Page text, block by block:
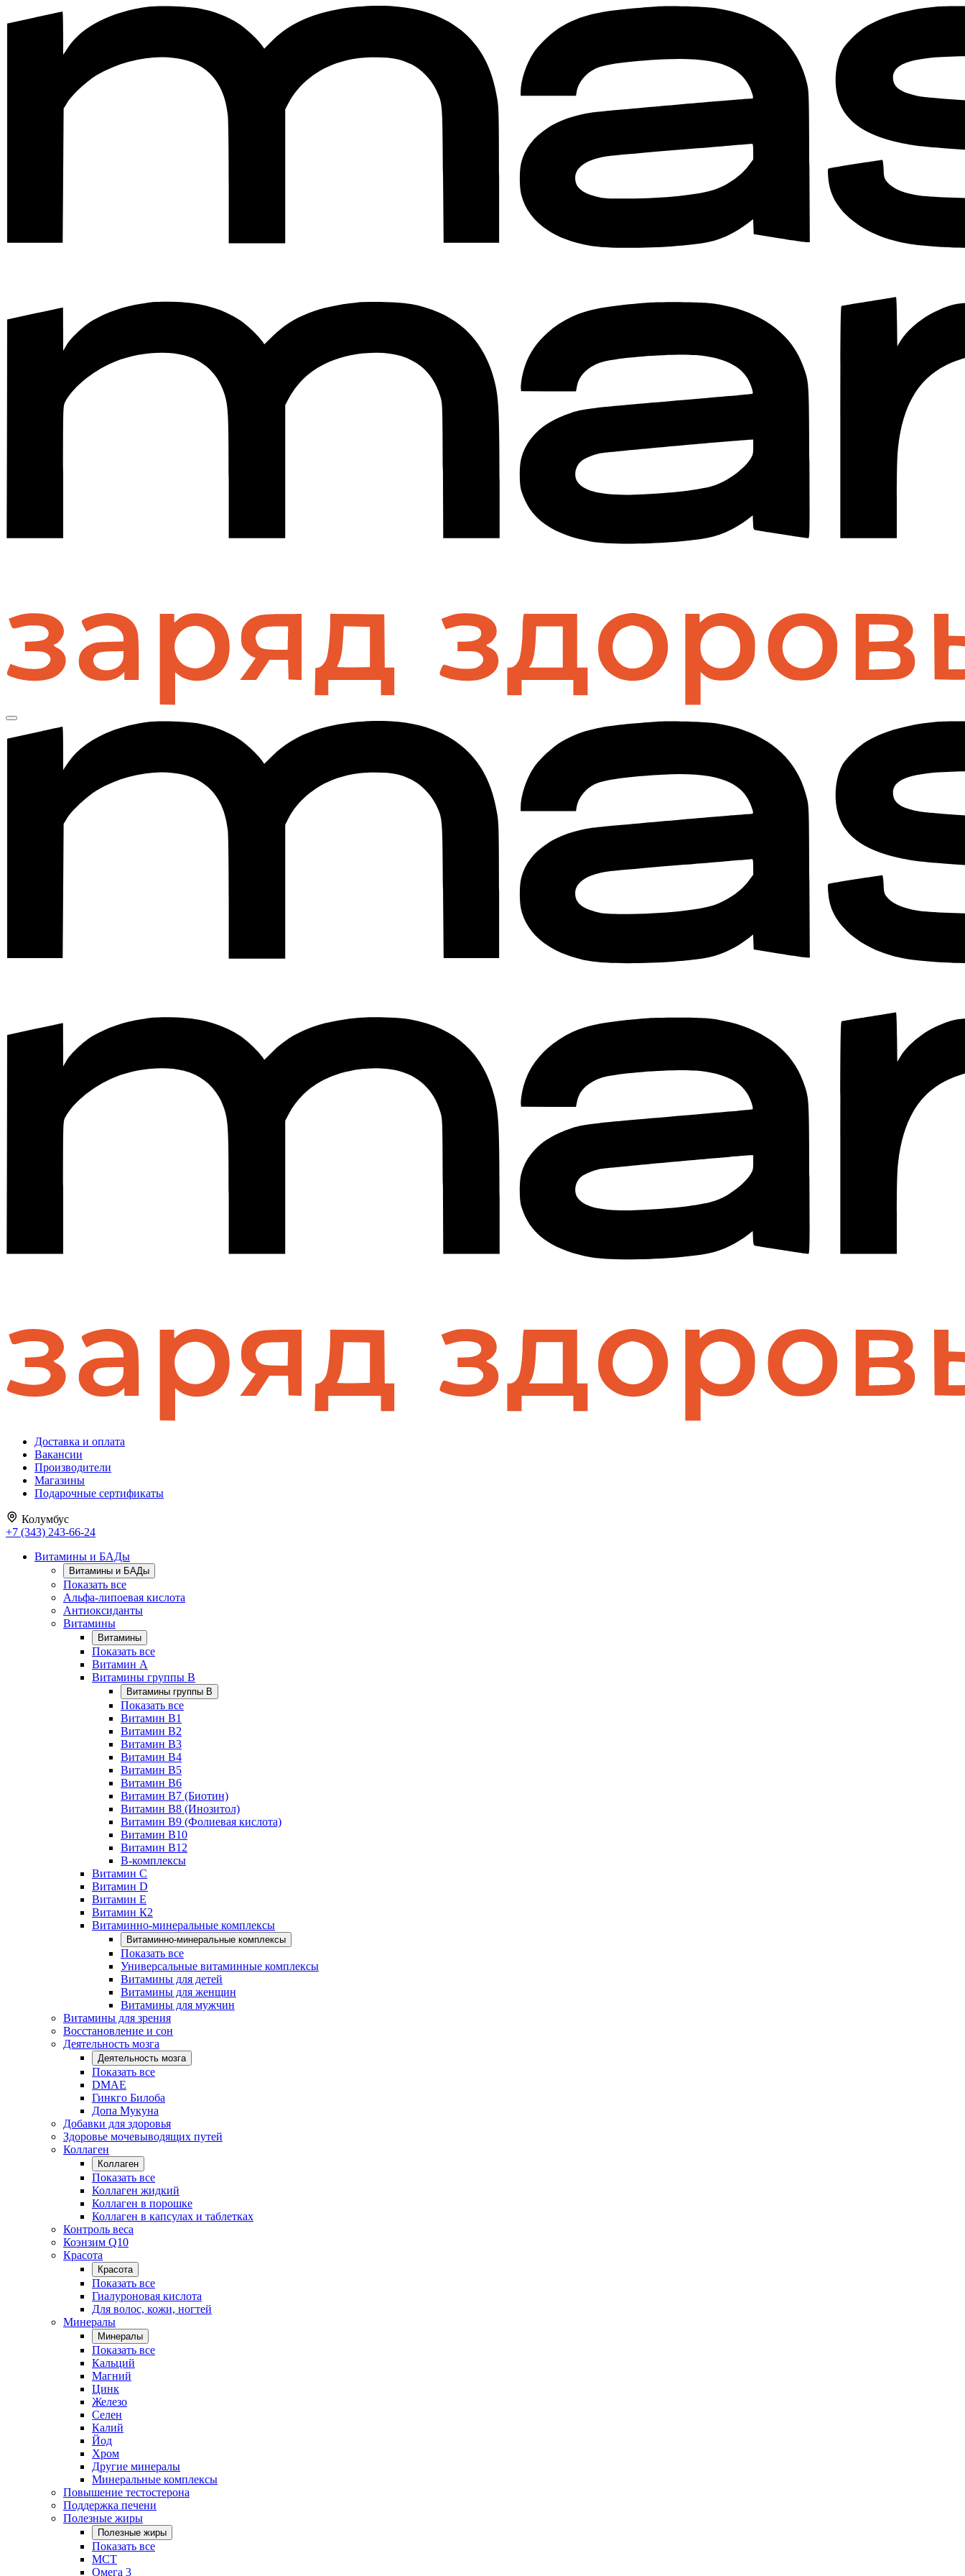
Доставка и оплата
Вакансии
Производители
Магазины
Подарочные сертификаты
Колумбус
+7 (343) 243-66-24
Витамины и БАДы
Витамины и БАДы
Показать все
Альфа-липоевая кислота
Антиоксиданты
Витамины
Витамины
Показать все
Витамин A
Витамины группы B
Витамины группы B
Показать все
Витамин B1
Витамин B2
Витамин B3
Витамин B4
Витамин B5
Витамин B6
Витамин B7 (Биотин)
Витамин B8 (Инозитол)
Витамин B9 (Фолиевая кислота)
Витамин B10
Витамин B12
B-комплексы
Витамин C
Витамин D
Витамин E
Витамин К2
Витаминно-минеральные комплексы
Витаминно-минеральные комплексы
Показать все
Универсальные витаминные комплексы
Витамины для детей
Витамины для женщин
Витамины для мужчин
Витамины для зрения
Восстановление и сон
Деятельность мозга
Деятельность мозга
Показать все
DMAE
Гинкго Билоба
Допа Мукуна
Добавки для здоровья
Здоровье мочевыводящих путей
Коллаген
Коллаген
Показать все
Коллаген жидкий
Коллаген в порошке
Коллаген в капсулах и таблетках
Контроль веса
Коэнзим Q10
Красота
Красота
Показать все
Гиалуроновая кислота
Для волос, кожи, ногтей
Минералы
Минералы
Показать все
Кальций
Магний
Цинк
Железо
Селен
Калий
Йод
Хром
Другие минералы
Минеральные комплексы
Повышение тестостерона
Поддержка печени
Полезные жиры
Полезные жиры
Показать все
MCT
Омега 3